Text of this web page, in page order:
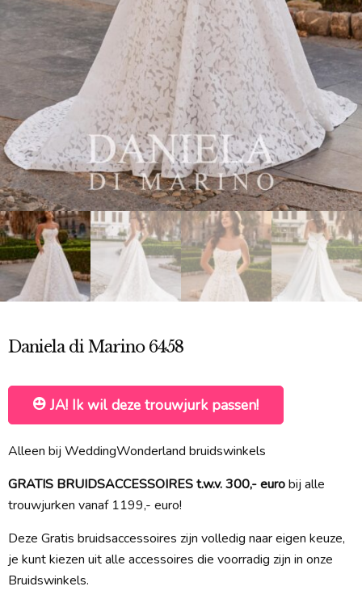
Daniela di Marino 6458
JA! Ik wil deze trouwjurk passen!
Alleen bij WeddingWonderland bruidswinkels
GRATIS BRUIDSACCESSOIRES t.w.v. 300,- eurobij alle
trouwjurken vanaf 1199,- euro!
Deze Gratis bruidsaccessoires zijn volledig naar eigen keuze,
je kunt kiezen uit alle accessoires die voorradig zijn in onze
Bruidswinkels.